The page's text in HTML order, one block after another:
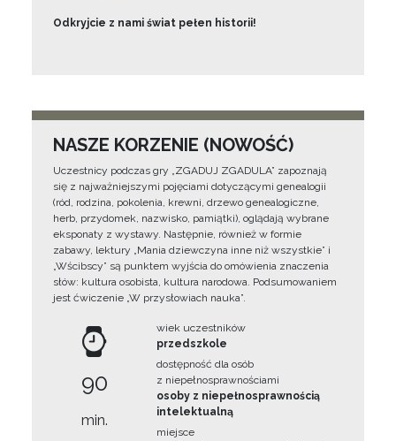
Odkryjcie z nami świat pełen historii!
NASZE KORZENIE (NOWOŚĆ)
Uczestnicy podczas gry „ZGADUJ ZGADULA” zapoznają
się z najważniejszymi pojęciami dotyczącymi genealogii
(ród, rodzina, pokolenia, krewni, drzewo genealogiczne,
herb, przydomek, nazwisko, pamiątki), oglądają wybrane
eksponaty z wystawy. Następnie, również w formie
zabawy, lektury „Mania dziewczyna inne niż wszystkie” i
„Wścibscy” są punktem wyjścia do omówienia znaczenia
słów: kultura osobista, kultura narodowa. Podsumowaniem
jest ćwiczenie „W przysłowiach nauka”.
90
min.
wiek uczestników
przedszkole
dostępność dla osób
z niepełnosprawnościami
osoby z niepełnosprawnością
intelektualną
miejsce